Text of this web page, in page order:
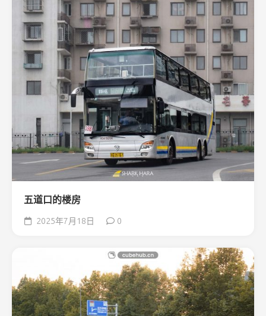
五道口的楼房
2025年7月18日 0